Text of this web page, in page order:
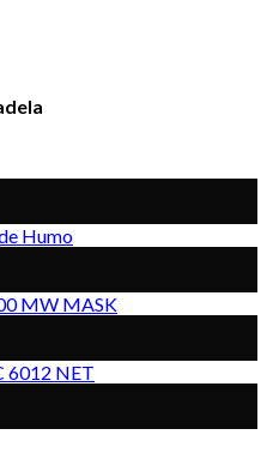
Humo
MW MASK
6012 NET